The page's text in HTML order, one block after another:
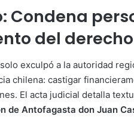
Condena
del
exculpó a la autoridad
chilena: castigar
El acta judicial detalla
de Antofagasta don Juan